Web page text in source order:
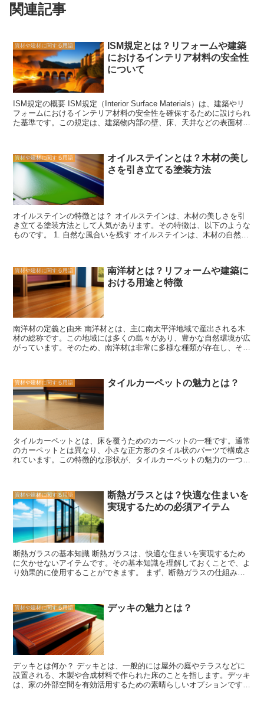
関連記事
資材や建材に関する用語
ISM規定とは？リフォームや建築
におけるインテリア材料の安全性
について
ISM規定の概要 ISM規定（Interior Surface Materials）は、建築やリ
フォームにおけるインテリア材料の安全性を確保するために設けられ
た基準です。この規定は、建築物内部の壁、床、天井などの表面材料
していることが求められます。例えば、材料が燃えにくいこと、有害
物質を含まないこと、耐久性があることなどが挙げられます。これら
の基準は、建築物の火災安全性や室内空気の品質を向上させるために
設けられています。 ISM規定は、建築業界やインテリアデザイン業
界において広く認知されており、多くの建築家やデザイナーがこれを
参考にしています。また、ISM規定に準拠した材料を使用すること
は、建築物の価値を高めるだけでなく、住民や利用者の安全性を確保
する重要な手段となります。 ISM規定の概要を理解することは、建
築やリフォームに携わる人々にとって必要不可欠です。材料選びの際
には、ISM規定に準拠しているかどうかを確認することが重要です。
見直され、改訂されることがあります。建築やリフォームの際には、
最新のISM規定を確認し、最新の安全基準に準拠した材料を選ぶこと
が重要です。安全性を最優先に考え、健康で快適な空間を作り上げる
ために、ISM規定を遵守することを心掛けましょう。
資材や建材に関する用語
オイルステインとは？木材の美し
さを引き立てる塗装方法
オイルステインの特徴とは？ オイルステインは、木材の美しさを引
き立てる塗装方法として人気があります。その特徴は、以下のような
ものです。 1. 自然な風合いを残す オイルステインは、木材の自然な
な色のバリエーションがあります。明るい色から暗い色まで、自分の
好みやインテリアに合わせて選ぶことができます。また、複数の色を
組み合わせて使うこともできるため、より個性的な仕上がりを実現す
ることができます。 3. 保護効果がある オイルステインは、木材を保
護する効果もあります。木材に浸透し、表面をコーティングすること
で、傷や汚れから木材を守ることができます。また、紫外線からのダ
メージを軽減する効果もあります。 4. 手入れが簡単 オイルステイン
で仕上げた木材は、手入れが簡単です。定期的なメンテナンスが必要
な場合でも、研磨や再塗装などの手間が少なく済みます。また、傷が
てるだけでなく、保護効果や手入れのしやすさなど、さまざまな特徴
を持っています。自然な風合いを大切にしたい方や、木材の魅力を最
大限に引き出したい方におすすめの塗装方法です。ぜひ、自分の好み
や用途に合わせて、オイルステインを活用してみてください。
資材や建材に関する用語
南洋材とは？リフォームや建築に
おける用途と特徴
南洋材の定義と由来 南洋材とは、主に南太平洋地域で産出される木
材の総称です。この地域には多くの島々があり、豊かな自然環境が広
がっています。そのため、南洋材は非常に多様な種類が存在し、それ
木々は、非常に速い成長を遂げることができます。そのため、南洋材
は比較的短期間で大きな木を育てることができるのです。 また、南
洋材はその特徴的な色合いや木目が魅力的です。例えば、マホガニー
やティンバーウッドなどは、赤みがかった色合いが特徴で、高級感の
ある印象を与えます。一方、クワやテカなどは、黄色みがかった色合
いで、明るく温かみのある雰囲気を作り出します。 さらに、南洋材
は耐久性にも優れています。熱帯気候で育つことから、湿度や虫害に
強く、長期間にわたって美しい状態を保つことができます。そのた
め、リフォームや建築において、南洋材は非常に重要な役割を果たし
た持続可能な資源としても注目されており、森林保護や再生可能エネ
ルギーの推進にも貢献しています。 南洋材は、その多様性と特徴的
な魅力から、リフォームや建築において重要な存在です。その使い勝
手の良さや美しさは、多くの人々に愛されています。今後も、南洋材
の持つ魅力を活かした施工やデザインがさらに進化していくことでし
ょう。
資材や建材に関する用語 タイルカーペットの魅力とは？
タイルカーペットとは、床を覆うためのカーペットの一種です。通常
のカーペットとは異なり、小さな正方形のタイル状のパーツで構成さ
れています。この特徴的な形状が、タイルカーペットの魅力の一つと
しや掃除が困難な場合があります。しかし、タイルカーペットは小さ
なパーツで構成されているため、必要な部分だけを取り外すことがで
きます。また、汚れた部分だけを交換することも可能です。これによ
り、カーペットのメンテナンスが簡単になります。 さらに、タイル
カーペットはデザインの自由度が高いという特徴もあります。通常の
カーペットは一枚の布で構成されているため、デザインの変更が難し
い場合があります。しかし、タイルカーペットは小さなパーツで構成
されているため、様々なデザインの組み合わせが可能です。これによ
り、自分の好みやインテリアに合わせたカーペットを作ることができ
ます。 また、タイルカーペットは耐久性にも優れています。通常の
め、一部が圧縮されても他の部分は影響を受けません。そのため、長
期間の使用でも美しい状態を保つことができます。 以上のように、
タイルカーペットは取り扱いの簡単さ、デザインの自由度、耐久性と
いった魅力を持っています。これらの特徴から、タイルカーペットは
多くの人々に愛されています。自宅やオフィスなど、さまざまな場所
で活躍するタイルカーペットは、快適な空間作りに一役買ってくれる
資材や建材に関する用語
断熱ガラスとは？快適な住まいを
実現するための必須アイテム
断熱ガラスの基本知識 断熱ガラスは、快適な住まいを実現するため
に欠かせないアイテムです。その基本知識を理解しておくことで、よ
り効果的に使用することができます。 まず、断熱ガラスの仕組みに
熱ガラスの種類についてです。一般的には、単層ガラスに比べて断熱
性能が高い「二重ガラスや「トリプルガラスが使用されます。二重ガ
ラスは、2枚のガラスの間に空気層を封入したもので、トリプルガラ
スは、3枚のガラスの間に空気層やガスを封入したものです。断熱性
能が高いほど、室内の温度を安定させる効果が期待できます。 ま
た、断熱ガラスの効果には、冷暖房効果だけでなく、防音効果もあり
ます。断熱ガラスは、外部からの騒音を遮断する効果があり、静かな
環境を実現することができます。特に、都市部や交通量の多い場所に
住んでいる方にとっては、防音効果は大きなメリットとなります。
資材や建材に関する用語 デッキの魅力とは？
デッキとは何か？ デッキとは、一般的には屋外の庭やテラスなどに
設置される、木製や合成材料で作られた床のことを指します。デッキ
は、家の外部空間を有効活用するための素晴らしいオプションです。